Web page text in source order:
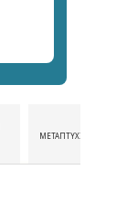
ΜΕΤΑΠΤΥΧΙΑΚΆ